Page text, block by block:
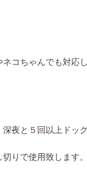
コちゃんでも対応
夜と５回以上ドッ
りで使用致します